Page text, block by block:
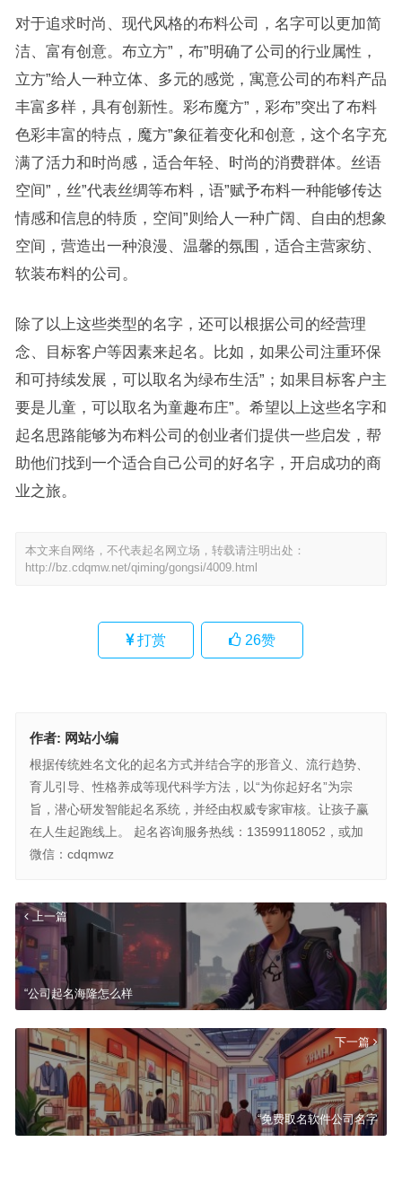
对于追求时尚、现代风格的布料公司，名字可以更加简
洁、富有创意。布立方”，布”明确了公司的行业属性，
立方”给人一种立体、多元的感觉，寓意公司的布料产品
丰富多样，具有创新性。彩布魔方”，彩布”突出了布料
色彩丰富的特点，魔方”象征着变化和创意，这个名字充
满了活力和时尚感，适合年轻、时尚的消费群体。丝语
空间”，丝”代表丝绸等布料，语”赋予布料一种能够传达
情感和信息的特质，空间”则给人一种广阔、自由的想象
空间，营造出一种浪漫、温馨的氛围，适合主营家纺、
软装布料的公司。
除了以上这些类型的名字，还可以根据公司的经营理
念、目标客户等因素来起名。比如，如果公司注重环保
和可持续发展，可以取名为绿布生活”；如果目标客户主
要是儿童，可以取名为童趣布庄”。希望以上这些名字和
起名思路能够为布料公司的创业者们提供一些启发，帮
助他们找到一个适合自己公司的好名字，开启成功的商
业之旅。
本文来自网络，不代表起名网立场，转载请注明出处：
http://bz.cdqmw.net/qiming/gongsi/4009.html
打赏 26赞
作者: 网站小编
根据传统姓名文化的起名方式并结合字的形音义、流行趋势、
育儿引导、性格养成等现代科学方法，以“为你起好名”为宗
旨，潜心研发智能起名系统，并经由权威专家审核。让孩子赢
在人生起跑线上。 起名咨询服务热线：13599118052，或加
微信：cdqmwz
上一篇
“公司起名海隆怎么样
下一篇
“免费取名软件公司名字